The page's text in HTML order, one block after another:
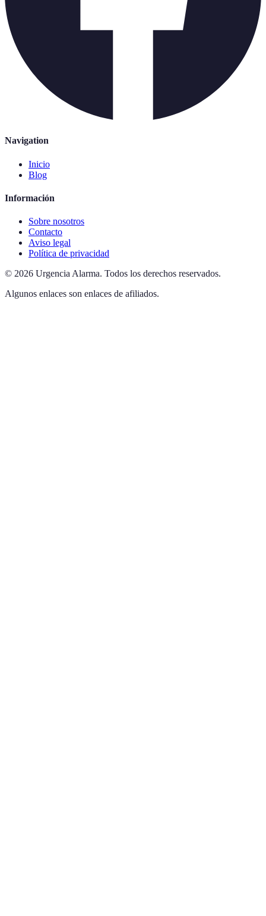
Navigation
Inicio
Blog
Información
Sobre nosotros
Contacto
Aviso legal
Política de privacidad
© 2026 Urgencia Alarma. Todos los derechos reservados.
Algunos enlaces son enlaces de afiliados.